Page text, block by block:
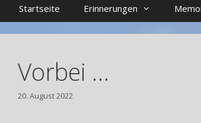
Startseite Erinnerungen
Vorbei …
20. August 2022